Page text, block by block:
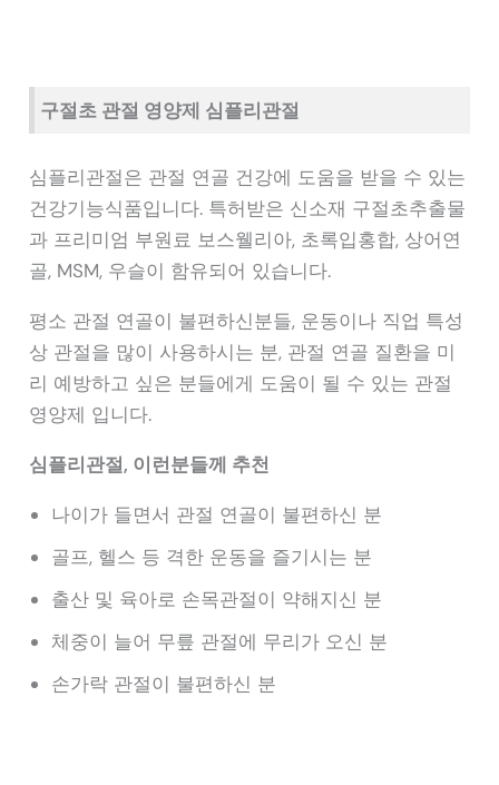
구절초 관절 영양제 심플리관절
심플리관절은 관절 연골 건강에 도움을 받을 수 있는
건강기능식품입니다. 특허받은 신소재 구절초추출물
과 프리미엄 부원료 보스웰리아, 초록입홍합, 상어연
골, MSM, 우슬이 함유되어 있습니다.
평소 관절 연골이 불편하신분들, 운동이나 직업 특성
상 관절을 많이 사용하시는 분, 관절 연골 질환을 미
리 예방하고 싶은 분들에게 도움이 될 수 있는 관절
영양제 입니다.
심플리관절, 이런분들께 추천
나이가 들면서 관절 연골이 불편하신 분
골프, 헬스 등 격한 운동을 즐기시는 분
출산 및 육아로 손목관절이 약해지신 분
체중이 늘어 무릎 관절에 무리가 오신 분
손가락 관절이 불편하신 분